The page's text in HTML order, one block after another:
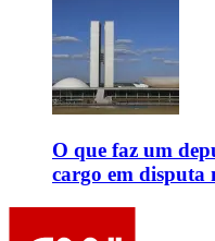
O que faz um
cargo em disputa